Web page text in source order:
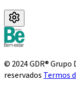
© 2024 GDR®
reservados Termos